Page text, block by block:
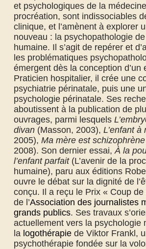
et psychologiques de la
procréation, sont indissociables
clinique, et l’amènent à explorer
nouveau : la psychopathologie
humaine. Il s’agit de repérer et
les problématiques
émergent dès la conception d’un
Praticien hospitalier, il crée une
psychiatrie périnatale, puis une
psychologie périnatale. Ses
aboutissent à la publication de
ouvrages, parmi lesquels
divan (Masson, 2003), L’enfant à
2005), Ma mère est schizophrène
2008). Son dernier essai, À la
l’enfant parfait(L’avenir de la
humaine), paru aux éditions
ouvre le débat sur la dignité de
conçu. Il a reçu le Prix « Coup
de l’Association des journalistes
grands publics. Ses travaux
actuellement vers la psychologie
la logothérapie de Viktor Frankl,
psychothérapie fondée sur la